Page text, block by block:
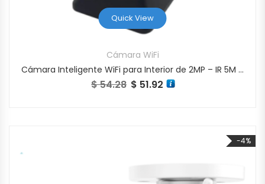
Quick View
Cámara WiFi
Cámara Inteligente WiFi para Interior de 2MP – IR 5M – Base Magnética C/Bateria – BC2
$54.28 El precio original era: $ 54.28.
$ 51.92 El precio actual es: $ 51.92.
-4%